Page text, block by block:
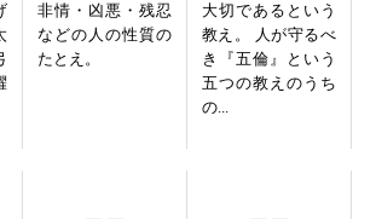
非情・凶悪・残忍
などの人の性質の
たとえ。
大切であるという
教え。 人が守るべ
き『五倫』という
五つの教えのうち
の...